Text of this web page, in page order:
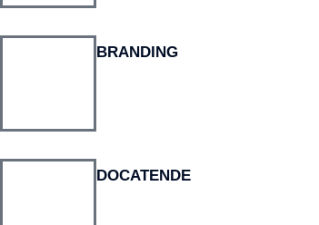
BRANDING
DOCATENDE